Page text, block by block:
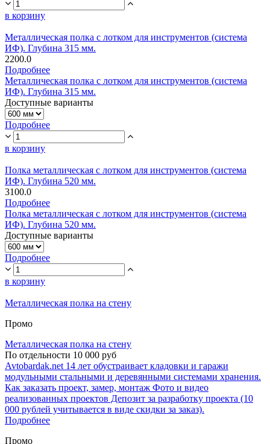
в корзину
Металлическая полка с лотком для инструментов (система
ИФ). Глубина 315 мм.
2200.0
Подробнее
Металлическая полка с лотком для инструментов (система
ИФ). Глубина 315 мм.
Доступные варианты
Подробнее
в корзину
Полка металлическая с лотком для инструментов (система
ИФ). Глубина 520 мм.
3100.0
Подробнее
Полка металлическая с лотком для инструментов (система
ИФ). Глубина 520 мм.
Доступные варианты
Подробнее
в корзину
Металлическая полка на стену
Промо
Металлическая полка на стену
По отдельности 10 000 руб
Avtobardak.net 14 лет обустраивает кладовки и гаражи
модульными стальными и деревянными системами хранения.
Как заказать проект, замер, монтаж Фото и видео
реализованных проектов Депозит за разработку проекта (10
000 рублей учитывается в виде скидки за заказ).
Подробнее
Промо